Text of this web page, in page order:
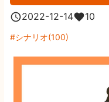
2022-12-14 10
シナリオ(100)